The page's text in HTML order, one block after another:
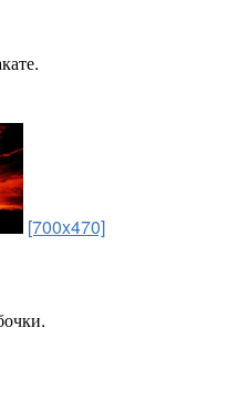
[700x470]